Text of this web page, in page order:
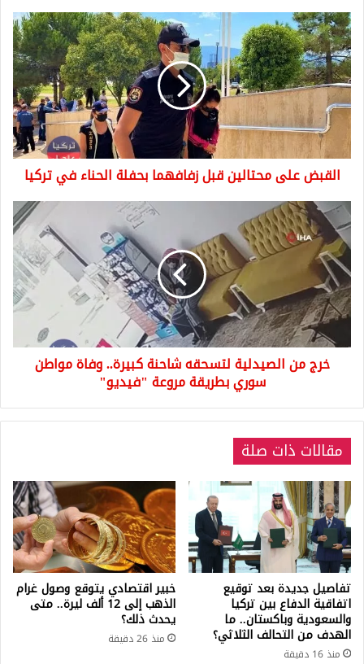
القبض
على
محتالين
قبل
زفافهما
بحفلة
الحناء
في
تركيا
القبض على محتالين قبل زفافهما بحفلة الحناء في تركيا
خرج
من
الصيدلية
لتسحقه
شاحنة
كبيرة..
وفاة
مواطن
سوري
بطريقةخرج من الصيدلية لتسحقه شاحنة كبيرة.. وفاة مواطن
سوري بطريقة مروعة "فيديو"
مقالات ذات صلة
تفاصيل جديدة بعد توقيع
اتفاقية الدفاع بين تركيا
والسعودية وباكستان.. ما
الهدف من التحالف الثلاثي؟
منذ 16 دقيقة
خبير اقتصادي يتوقع وصول غرام
الذهب إلى 12 ألف ليرة.. متى
يحدث ذلك؟
منذ 26 دقيقة